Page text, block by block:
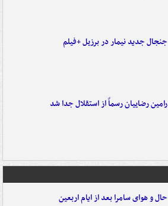
جنجال جدید نیمار در برزیل +فیلم
رامین رضاییان رسماً از استقلال جدا شد
حال و هوای سامرا بعد از ایام اربعین